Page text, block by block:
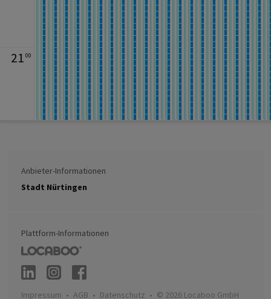
21 00
Anbieter-Informationen
Stadt Nürtingen
Plattform-Informationen
Impressum AGB Datenschutz © 2026 Locaboo GmbH